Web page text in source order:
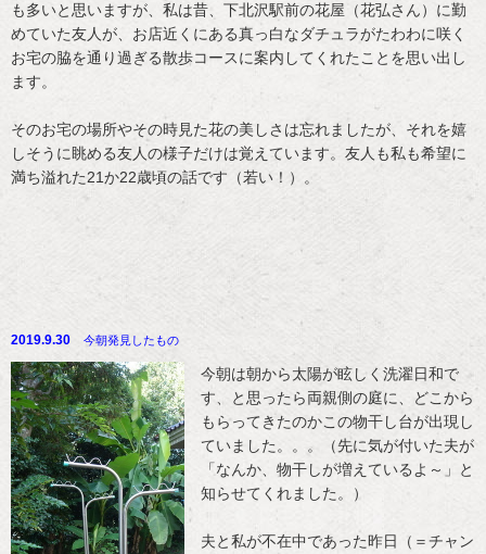
も多いと思いますが、私は昔、下北沢駅前の花屋（花弘さん）に勤
めていた友人が、お店近くにある真っ白なダチュラがたわわに咲く
お宅の脇を通り過ぎる散歩コースに案内してくれたことを思い出し
ます。
そのお宅の場所やその時見た花の美しさは忘れましたが、それを嬉
しそうに眺める友人の様子だけは覚えています。友人も私も希望に
満ち溢れた21か22歳頃の話です（若い！）。
2019.9.30 今朝発見したもの
今朝は朝から太陽が眩しく洗濯日和で
す、と思ったら両親側の庭に、どこから
もらってきたのかこの物干し台が出現し
ていました。。。（先に気が付いた夫が
「なんか、物干しが増えているよ～」と
知らせてくれました。）
夫と私が不在中であった昨日（＝チャン